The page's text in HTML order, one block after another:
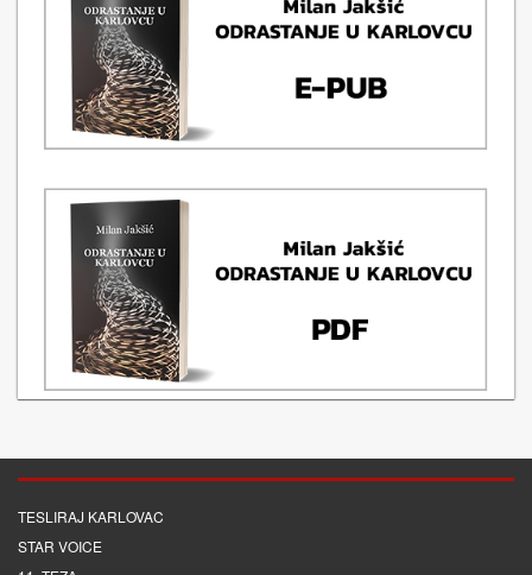
TESLIRAJ KARLOVAC
STAR VOICE